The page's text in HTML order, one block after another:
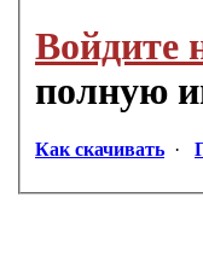
Войдите
полную
Как скачивать ·